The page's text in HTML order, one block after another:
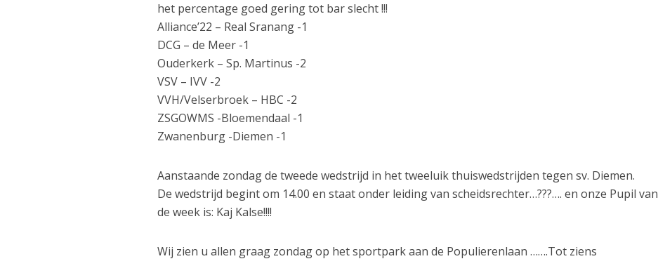
het percentage goed gering tot bar slecht !!!
Alliance’22 – Real Sranang -1
DCG – de Meer -1
Ouderkerk – Sp. Martinus -2
VSV – IVV -2
VVH/Velserbroek – HBC -2
ZSGOWMS -Bloemendaal -1
Zwanenburg -Diemen -1
Aanstaande zondag de tweede wedstrijd in het tweeluik thuiswedstrijden tegen sv. Diemen.
De wedstrijd begint om 14.00 en staat onder leiding van scheidsrechter…???…. en onze Pupil van
de week is: Kaj Kalse!!!!
Wij zien u allen graag zondag op het sportpark aan de Populierenlaan …….Tot ziens